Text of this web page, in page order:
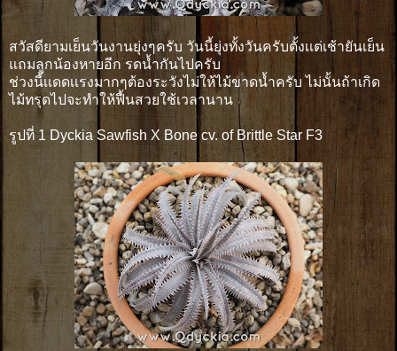
สวัสดียามเย็นวันงานยุ่งๆครับ วันนี้ยุ่งทั้งวันครับตั้งเเต่เช้ายันเย็น
แถมลูกน้องหายอีก รดน้ำกันไปครับ
ช่วงนี้เเดดเเรงมากๆต้องระวังไม่ให้ไม้ขาดน้ำครับ ไม่นั้นถ้าเกิด
ไม้ทรุดไปจะทำให้ฟื้นสวยใช้เวลานาน
รูปที่ 1 Dyckia Sawfish X Bone cv. of Brittle Star F3